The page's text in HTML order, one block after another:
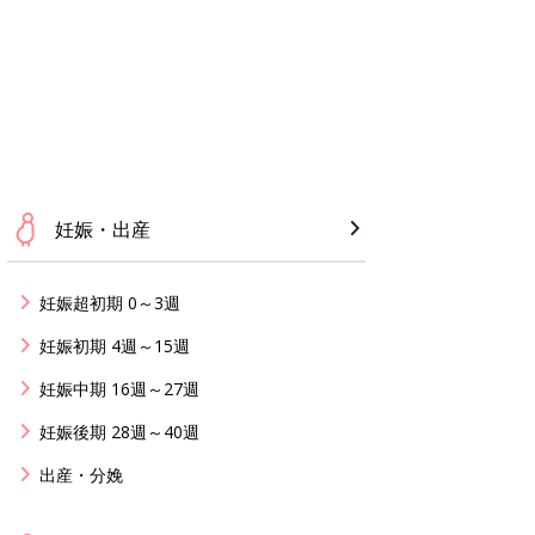
妊娠・出産
妊娠超初期 0～3週
妊娠初期 4週～15週
妊娠中期 16週～27週
妊娠後期 28週～40週
出産・分娩